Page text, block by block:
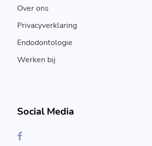
Over ons
Privacyverklaring
Endodontologie
Werken bij
Social Media